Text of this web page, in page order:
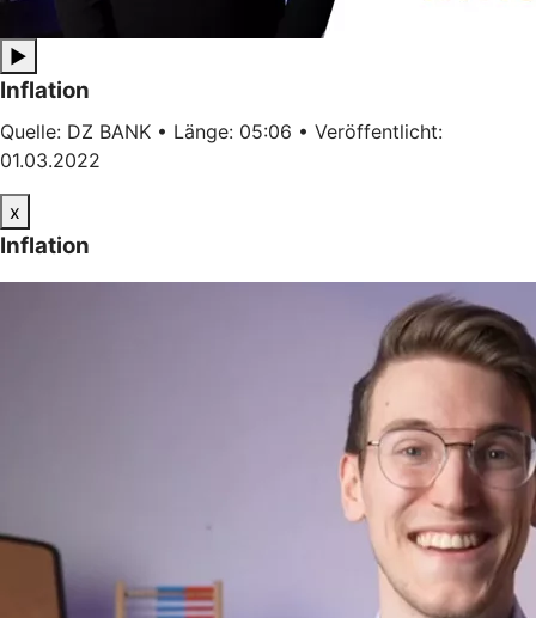
▶
Inflation
Quelle: DZ BANK • Länge: 05:06 • Veröffentlicht:
01.03.2022
x
Inflation